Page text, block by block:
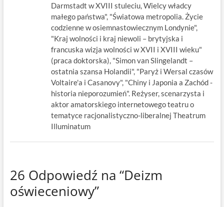
Darmstadt w XVIII stuleciu, Wielcy władcy
małego państwa", "Światowa metropolia. Życie
codzienne w osiemnastowiecznym Londynie",
"Kraj wolności i kraj niewoli – brytyjska i
francuska wizja wolności w XVII i XVIII wieku"
(praca doktorska), "Simon van Slingelandt –
ostatnia szansa Holandii", "Paryż i Wersal czasów
Voltaire'a i Casanovy", "Chiny i Japonia a Zachód -
historia nieporozumień". Reżyser, scenarzysta i
aktor amatorskiego internetowego teatru o
tematyce racjonalistyczno-liberalnej Theatrum
Illuminatum
26 Odpowiedź na “Deizm
oświeceniowy”